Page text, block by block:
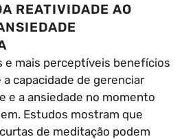
REATIVIDADE AO
e mais perceptíveis benefícios
capacidade de gerenciar
e a ansiedade no momento
Estudos mostram que
de meditação podem